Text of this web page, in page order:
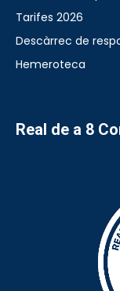
Tarifes 2026
Descàrrec de
Hemeroteca
Real de a 8